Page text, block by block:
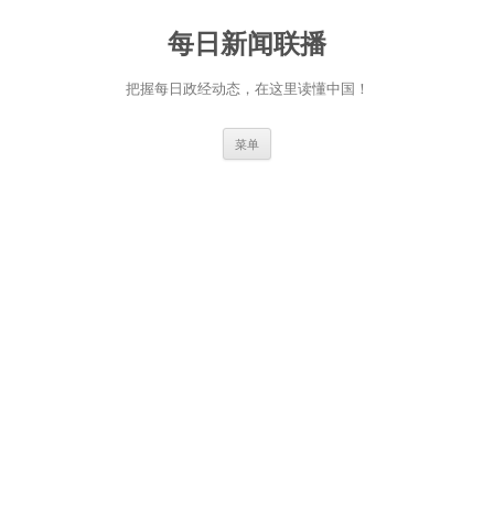
每日新闻联播
把握每日政经动态，在这里读懂中国！
菜单